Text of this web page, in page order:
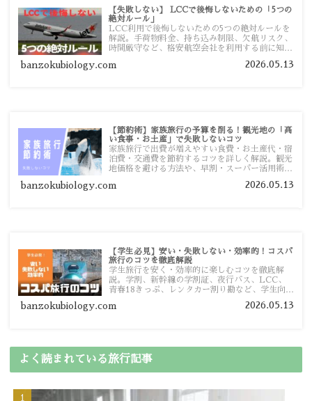
【失敗しない】 LCCで後悔しないための「5つの
絶対ルール」
LCC利用で後悔しないための5つの絶対ルールを
解説。手荷物料金、持ち込み制限、欠航リスク、
時間厳守など、格安航空会社を利用する前に知っ
す。
banzokubiology.com 2026.05.13
【節約術】家族旅行の予算を削る！観光地の「高
い食事・お土産」で失敗しないコツ
家族旅行で出費が増えやすい食費・お土産代・宿
泊費・交通費を節約するコツを詳しく解説。観光
地価格を避ける方法や、早割・スーパー活用術、
banzokubiology.com 2026.05.13
【学生必見】安い・失敗しない・効率的！コスパ
旅行のコツを徹底解説
学生旅行を安く・効率的に楽しむコツを徹底解
説。学割、新幹線の学割証、夜行バス、LCC、
青春18きっぷ、レンタカー割り勘など、学生向け
banzokubiology.com 2026.05.13
よく読まれている旅行記事